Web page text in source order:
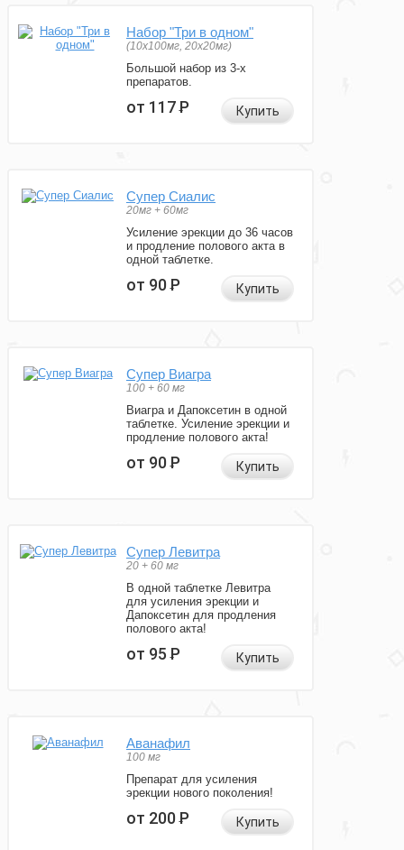
Набор "Три в одном"
(10x100мг, 20x20мг)
Большой набор из 3-х
препаратов.
от 117Р Купить
Супер Сиалис
20мг + 60мг
Усиление эрекции до 36 часов
и продление полового акта в
одной таблетке.
от 90Р Купить
Супер Виагра
100 + 60 мг
Виагра и Дапоксетин в одной
таблетке. Усиление эрекции и
продление полового акта!
от 90Р Купить
Супер Левитра
20 + 60 мг
В одной таблетке Левитра
для усиления эрекции и
Дапоксетин для продления
полового акта!
от 95Р Купить
Аванафил
100 мг
Препарат для усиления
эрекции нового поколения!
от 200Р Купить